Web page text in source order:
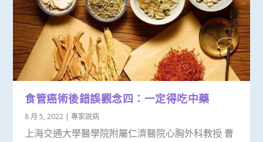
食管癌術後錯誤觀念四：一定得吃中藥
8 月 5, 2022 |專家說病
上海交通大學醫學院附屬仁濟醫院心胸外科教授 曹